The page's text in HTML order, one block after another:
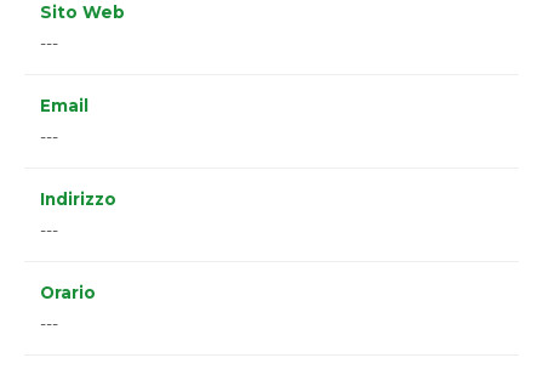
Sito Web
---
Email
---
Indirizzo
---
Orario
---